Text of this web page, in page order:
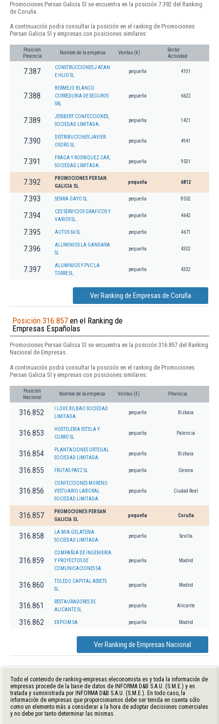
Promociones Persan Galicia Sl se encuentra en la posición 7.392 del Ranking
de Coruña.
A continuación podrá consultar la posición en el ranking de Promociones
Persan Galicia Sl y empresas con posiciones similares:
Posición
Provincia
Nombre de la empresa Ventas (€)
Sector
Actividad
7.387
CONSTRUCCIONES J ATAN
E HIJO SL
pequeña 4101
7.388
BERMEJO BLANCO
CORREDURIA DE SEGUROS
SRL
pequeña 6622
7.389
JESSBERT CONFECCIONES,
SOCIEDAD LIMITADA.
pequeña 1421
7.390
DISTRIBUCIONES JAVIER
OSORO SL
pequeña 4941
7.391
FRAGA Y RODRIGUEZ CAR,
SOCIEDAD LIMITADA.
pequeña 9531
7.392
PROMOCIONES PERSAN
GALICIA SL
pequeña 6812
7.393 SENRA GAYO SL. pequeña 8552
7.394
CEE SERVICIOS GRAFICOS Y
VARIOS SL.
pequeña 4642
7.395 AUTOS 66 SL pequeña 4671
7.396
ALUMINIOS LA GANDARA
SL
pequeña 4332
7.397
ALUMINIOS Y PVC LA
TORRE SL.
pequeña 4332
Ver Ranking de Empresas de Coruña
Posición 316.857 en el Ranking de
Empresas Españolas
Promociones Persan Galicia Sl se encuentra en la posición 316.857 del Ranking
Nacional de Empresas.
A continuación podrá consultar la posición en el ranking de Promociones
Persan Galicia Sl y empresas con posiciones similares:
Posición
Nacional
Nombre de la empresa Ventas (€) Provincia
316.852
I LOVE BILBAO SOCIEDAD
LIMITADA.
pequeña Bizkaia
316.853
HOSTELERIA ESTELA Y
CURRO SL
pequeña Palencia
316.854
PLANTACIONES ORTEGAL
SOCIEDAD LIMITADA.
pequeña Bizkaia
316.855 FRUTAS PAEZ SL pequeña Gerona
316.856
CONFECCIONES MORENO
VESTUARIO LABORAL
SOCIEDAD LIMITADA.
pequeña Ciudad Real
316.857
PROMOCIONES PERSAN
GALICIA SL
pequeña Coruña
316.858
LA MIA GELATERIA
SOCIEDAD LIMITADA.
pequeña Sevilla
316.859
COMPAÑIA DE INGENIERIA
Y PROYECTOS DE
COMUNICACIONES SA
pequeña Madrid
316.860
TOLEDO CAPITAL ASSETS
SL.
pequeña Madrid
316.861
RESTAURADORES DE
ALICANTE SL
pequeña Alicante
316.862 EXPOIM SA pequeña Madrid
Ver Ranking de Empresas Nacional
Todo el contenido de ranking-empresas.eleconomista.es y toda la información de
empresas procede de la base de datos de INFORMA D&B S.A.U. (S.M.E.) y es
tratada y suministrada por INFORMA D&B S.A.U. (S.M.E.). En todo caso, la
información de empresas que proporcionamos debe ser tenida en cuenta sólo
como un elemento más a considerar a la hora de adoptar decisiones comerciales
y no debe por tanto determinar las mismas.